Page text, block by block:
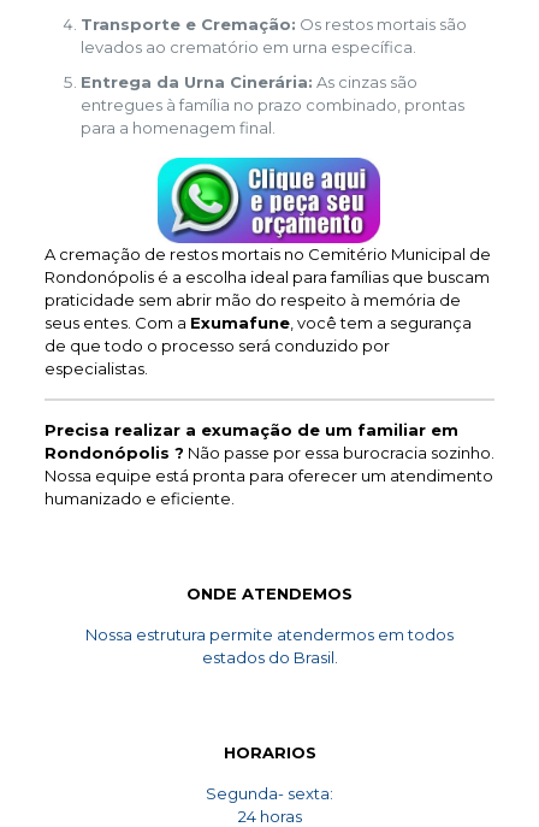
Transporte e Cremação: Os restos mortais são
levados ao crematório em urna específica.
Entrega da Urna Cinerária: As cinzas são
entregues à família no prazo combinado, prontas
para a homenagem final.
A cremação de restos mortais no Cemitério Municipal de
Rondonópolis é a escolha ideal para famílias que buscam
praticidade sem abrir mão do respeito à memória de
seus entes. Com a Exumafune, você tem a segurança
de que todo o processo será conduzido por
especialistas.
Precisa realizar a exumação de um familiar em
Rondonópolis ? Não passe por essa burocracia sozinho.
Nossa equipe está pronta para oferecer um atendimento
humanizado e eficiente.
ONDE ATENDEMOS
Nossa estrutura permite atendermos em todos
estados do Brasil.
HORARIOS
Segunda- sexta:
24 horas